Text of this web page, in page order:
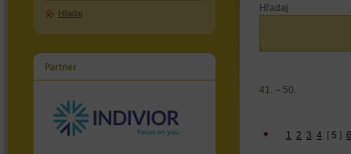
Hľadaj Hľadaj
41. – 50.
1 2 3 4 [ 5 ] 6